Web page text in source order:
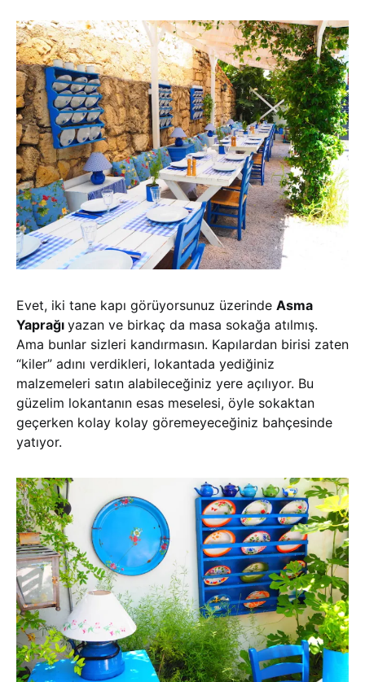
Evet, iki tane kapı görüyorsunuz üzerinde Asma
Yaprağı yazan ve birkaç da masa sokağa atılmış.
Ama bunlar sizleri kandırmasın. Kapılardan birisi zaten
“kiler” adını verdikleri, lokantada yediğiniz
malzemeleri satın alabileceğiniz yere açılıyor. Bu
güzelim lokantanın esas meselesi, öyle sokaktan
geçerken kolay kolay göremeyeceğiniz bahçesinde
yatıyor.